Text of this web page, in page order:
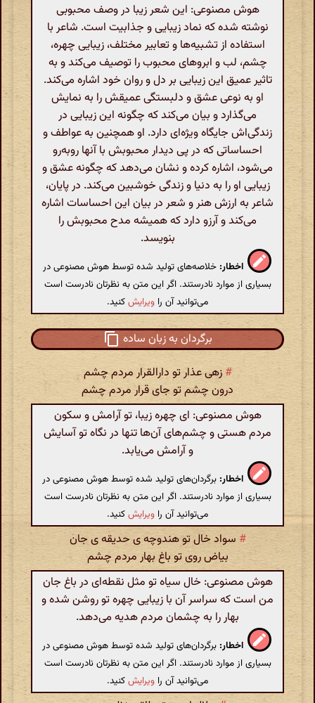
هوش مصنوعی: این شعر زیبا در وصف محبوبی
نوشته شده که نماد زیبایی و جذابیت است. شاعر با
استفاده از تشبیه‌ها و تعابیر مختلف، زیبایی چهره،
چشم، لب و ابروهای محبوب را توصیف می‌کند و به
تاثیر عمیق این زیبایی بر دل و روان خود اشاره می‌کند.
او به نوعی عشق و دلبستگی عمیقش را به نمایش
می‌گذارد و بیان می‌کند که چگونه این زیبایی در
زندگی‌اش جایگاه ویژه‌ای دارد. او همچنین به عواطف و
احساساتی که در پی دیدار محبوبش با آنها روبه‌رو
می‌شود، اشاره کرده و نشان می‌دهد که چگونه عشق و
زیبایی او را به دنیا و زندگی خوشبین می‌کند. در پایان،
شاعر به ارزش هنر و شعر در بیان این احساسات اشاره
می‌کند و آرزو دارد که همیشه مدح محبوبش را
بنویسد.
اخطار: خلاصه‌های تولید شده توسط هوش مصنوعی در
بسیاری از موارد نادرستند. اگر این متن به نظرتان نادرست است
می‌توانید آن را ویرایشکنید.
برگردان به زبان ساده
#زهی عذار تو دارالقرار مردم چشم
درون چشم تو جای قرار مردم چشم
هوش مصنوعی: ای چهره زیبا، تو آرامش و سکون
مردم هستی و چشم‌های آن‌ها تنها در نگاه تو آسایش
و آرامش می‌یابد.
اخطار: برگردان‌های تولید شده توسط هوش مصنوعی در
بسیاری از موارد نادرستند. اگر این متن به نظرتان نادرست است
می‌توانید آن را ویرایشکنید.
# سواد خال تو هندوچه ی حدیقه ی جان
بیاض روی تو باغ بهار مردم چشم
هوش مصنوعی: خال سیاه تو مثل نقطه‌ای در باغ جان
من است که سراسر آن با زیبایی چهره تو روشن شده و
بهار را به چشمان مردم هدیه می‌دهد.
اخطار: برگردان‌های تولید شده توسط هوش مصنوعی در
بسیاری از موارد نادرستند. اگر این متن به نظرتان نادرست است
می‌توانید آن را ویرایشکنید.